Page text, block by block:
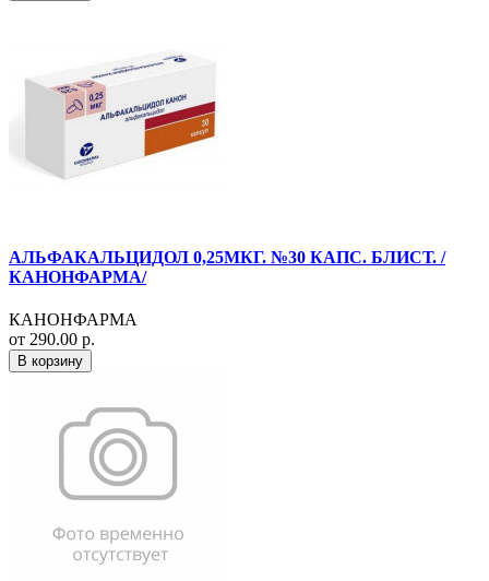
АЛЬФАКАЛЬЦИДОЛ 0,25МКГ. №30 КАПС. БЛИСТ. /
КАНОНФАРМА/
КАНОНФАРМА
от 290.00 р.
В корзину